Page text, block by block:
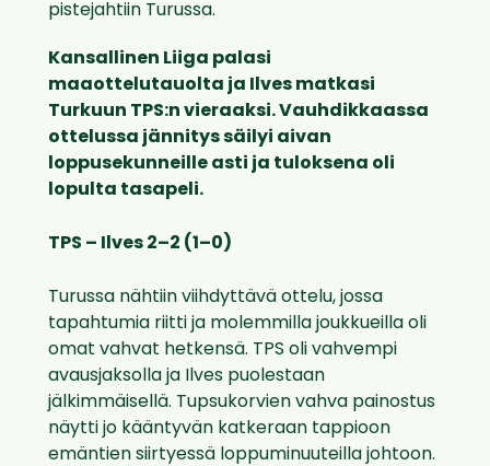
pistejahtiin Turussa.
Kansallinen Liiga palasi
maaottelutauolta ja Ilves matkasi
Turkuun TPS:n vieraaksi. Vauhdikkaassa
ottelussa jännitys säilyi aivan
loppusekunneille asti ja tuloksena oli
lopulta tasapeli.
TPS – Ilves 2–2 (1–0)
Turussa nähtiin viihdyttävä ottelu, jossa
tapahtumia riitti ja molemmilla joukkueilla oli
omat vahvat hetkensä. TPS oli vahvempi
avausjaksolla ja Ilves puolestaan
jälkimmäisellä. Tupsukorvien vahva painostus
näytti jo kääntyvän katkeraan tappioon
emäntien siirtyessä loppuminuuteilla johtoon.